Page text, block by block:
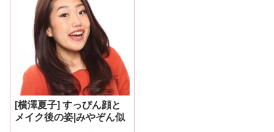
[横澤夏子] すっぴん顔と
メイク後の姿|みやぞん似